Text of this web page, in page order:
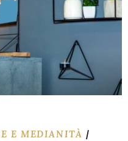
E MEDIANITÀ